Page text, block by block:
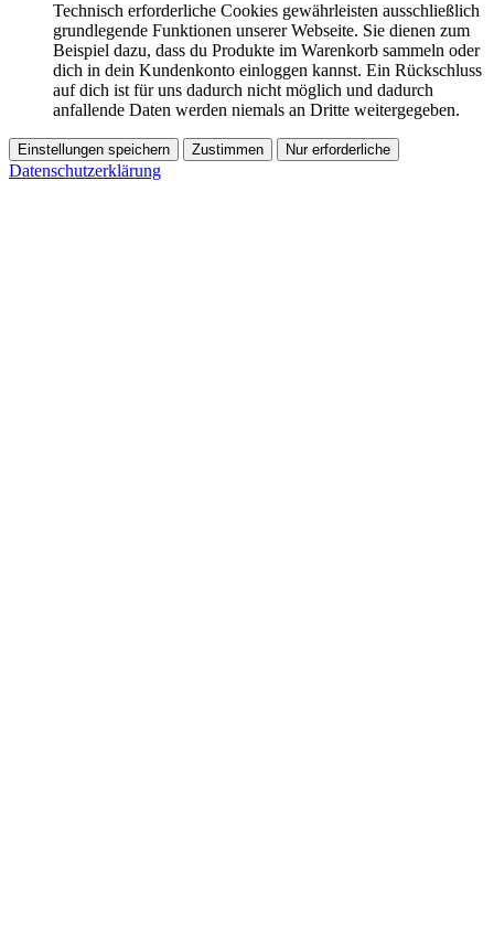
Technisch erforderliche Cookies gewährleisten ausschließlich
grundlegende Funktionen unserer Webseite. Sie dienen zum
Beispiel dazu, dass du Produkte im Warenkorb sammeln oder
dich in dein Kundenkonto einloggen kannst. Ein Rückschluss
auf dich ist für uns dadurch nicht möglich und dadurch
anfallende Daten werden niemals an Dritte weitergegeben.
Einstellungen speichern Zustimmen Nur erforderliche
Datenschutzerklärung